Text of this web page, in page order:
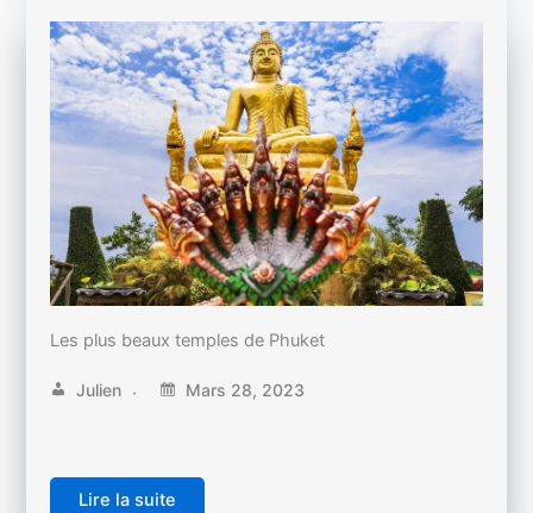
Les plus beaux temples de Phuket
Julien Mars 28, 2023
Lire la suite